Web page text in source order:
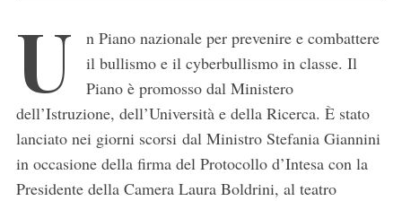
U
n Piano nazionale per prevenire e combattere
il bullismo e il cyberbullismo in classe. Il
Piano è promosso dal Ministero
dell’Istruzione, dell’Università e della Ricerca. È stato
lanciato nei giorni scorsi dal Ministro Stefania Giannini
in occasione della firma del Protocollo d’Intesa con la
Presidente della Camera Laura Boldrini, al teatro